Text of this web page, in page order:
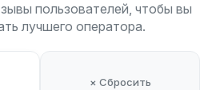
пользователей, чтобы вы
лучшего оператора.
× Сбросить